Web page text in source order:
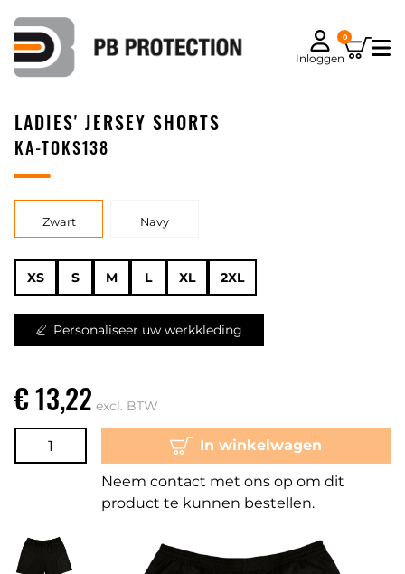
Inloggen
0
LADIES' JERSEY SHORTS
KA-TOKS138
Zwart Navy
XS S M L XL 2XL
Personaliseer uw werkkleding
€ 13,22 excl. BTW
In winkelwagen
Neem contact met ons op om dit
product te kunnen bestellen.